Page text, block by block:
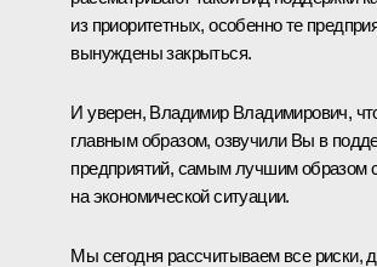
из приоритетных, особенно те
вынуждены закрыться.
И уверен, Владимир Владимирович,
главным образом, озвучили Вы в
предприятий, самым лучшим образом
на экономической ситуации.
Мы сегодня рассчитываем все риски,